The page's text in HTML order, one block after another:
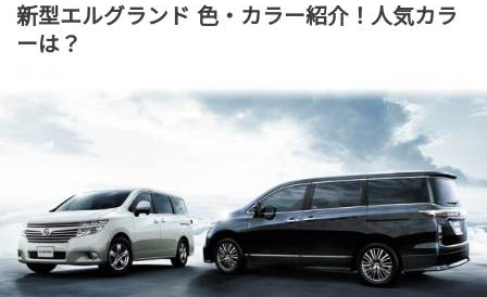
新型エルグランド 色・カラー紹介！人気カラ
ーは？